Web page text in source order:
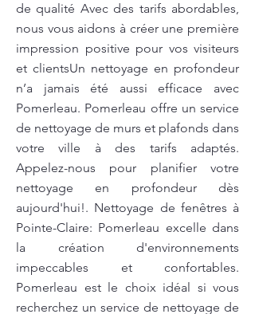
de qualité Avec des tarifs abordables,
nous vous aidons à créer une première
impression positive pour vos visiteurs
et clientsUn nettoyage en profondeur
n’a jamais été aussi efficace avec
Pomerleau. Pomerleau offre un service
de nettoyage de murs et plafonds dans
votre ville à des tarifs adaptés.
Appelez-nous pour planifier votre
nettoyage en profondeur dès
aujourd'hui!. Nettoyage de fenêtres à
Pointe-Claire: Pomerleau excelle dans
la création d'environnements
impeccables et confortables.
Pomerleau est le choix idéal si vous
recherchez un service de nettoyage de